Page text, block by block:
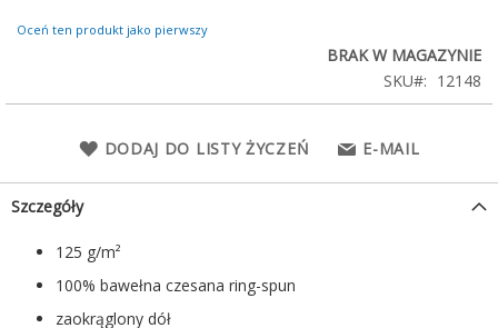
Oceń ten produkt jako pierwszy
BRAK W MAGAZYNIE
SKU
12148
DODAJ DO LISTY ŻYCZEŃ E-MAIL
Szczegóły
125 g/m²
100% bawełna czesana ring-spun
zaokrąglony dół